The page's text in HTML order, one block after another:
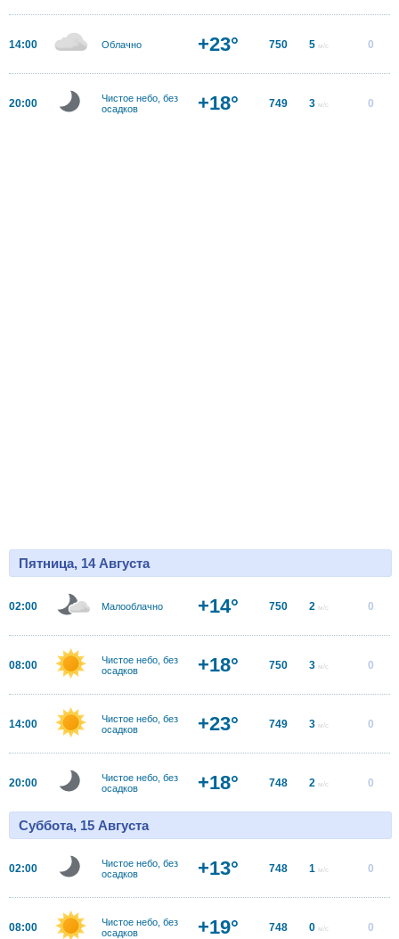
14:00 Облачно +23° 750 5 м/с 0
20:00
Чистое небо, без
осадков
+18° 749 3 м/с 0
Пятница, 14 Августа
02:00 Малооблачно +14° 750 2 м/с 0
08:00
Чистое небо, без
осадков
+18° 750 3 м/с 0
14:00
Чистое небо, без
осадков
+23° 749 3 м/с 0
20:00
Чистое небо, без
осадков
+18° 748 2 м/с 0
Суббота, 15 Августа
02:00
Чистое небо, без
осадков
+13° 748 1 м/с 0
08:00
Чистое небо, без
осадков
+19° 748 0 м/с 0